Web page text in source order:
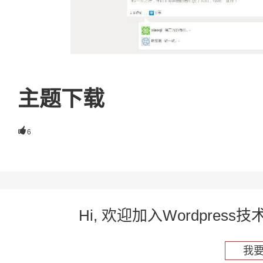
主题下载
6
Hi, 欢迎加入Wordpress技
我